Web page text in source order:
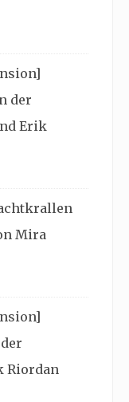
der
Erik
Mira
Riordan